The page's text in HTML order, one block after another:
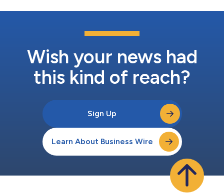
Wish your news had
this kind of reach?
Sign Up
Learn About Business Wire